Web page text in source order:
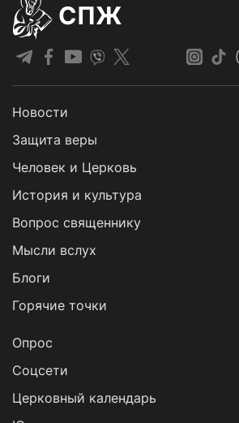
СПЖ
Новости
Защита веры
Человек и Церковь
История и культура
Вопрос священнику
Мысли вслух
Блоги
Горячие точки
Опрос
Cоцсети
Церковный календарь